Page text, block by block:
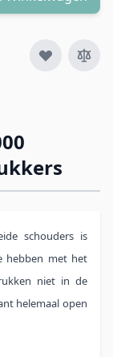
schouders is
hebben met het
niet in de
helemaal open